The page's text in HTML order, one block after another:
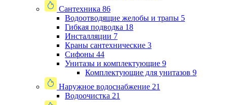
Сантехника 86
Водоотводящие желобы и трапы 5
Гибкая подводка 18
Инсталляции 7
Краны сантехнические 3
Сифоны 44
Унитазы и комплектующие 9
Комплектующие для унитазов 9
Наружное водоснабжение 21
Водоочистка 21